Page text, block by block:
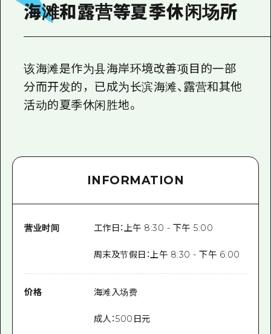
通过视频介绍广岛县的魅力！
照片下载
灾难发生期间的交通信息
海滩和露营等夏季休闲场所
该海滩是作为县海岸环境改善项目的一部
分而开发的，已成为长滨海滩、露营和其他
活动的夏季休闲胜地。
INFORMATION
营业时间 工作日：上午 8:30 - 下午 5:00
周末及节假日：上午 8:30 - 下午 6:00
价格 海滩入场费
成人：500日元